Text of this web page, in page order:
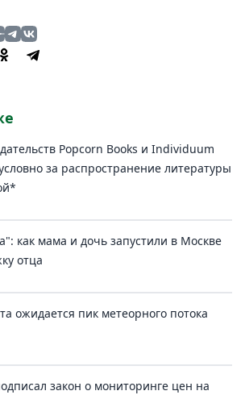
Popcorn Books и Individuum
за распространение литературы
как мама и дочь запустили в Москве
отца
ожидается пик метеорного потока
закон о мониторинге цен на